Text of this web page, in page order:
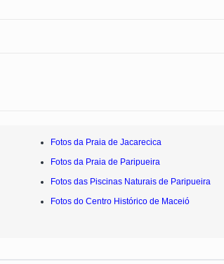
Fotos da Praia de Jacarecica
Fotos da Praia de Paripueira
Fotos das Piscinas Naturais de Paripueira
Fotos do Centro Histórico de Maceió